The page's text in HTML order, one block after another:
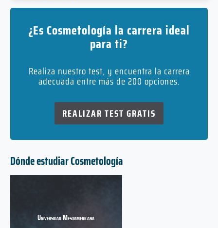
¿Es Cosmetología la carrera ideal
para ti?
Realiza nuestro test, y encuentra la carrera
adecuada entre más de 200 opciones.
REALIZAR TEST GRATIS
Dónde estudiar Cosmetología
Universidad Mesoamericana